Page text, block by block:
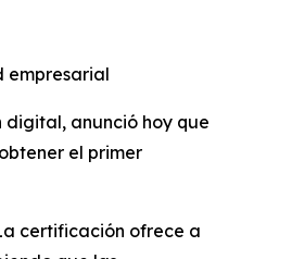
empresarial
digital, anunció hoy que
el primer
certificación ofrece a